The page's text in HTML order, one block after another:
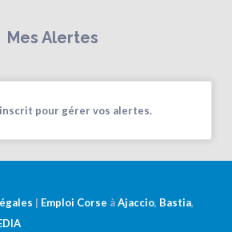
Mes Alertes
pour gérer vos alertes.
| Emploi Corse àAjaccio, Bastia,